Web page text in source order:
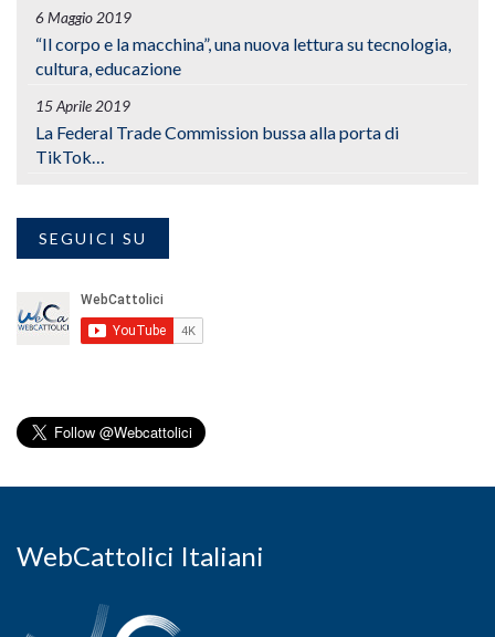
6 Maggio 2019
“Il corpo e la macchina”, una nuova lettura su tecnologia,
cultura, educazione
15 Aprile 2019
La Federal Trade Commission bussa alla porta di
TikTok…
SEGUICI SU
WebCattolici Italiani